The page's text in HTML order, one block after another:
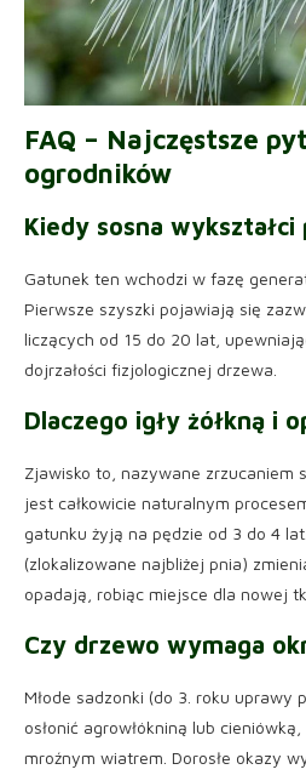
FAQ – Najczęstsze
ogrodników
Kiedy sosna
Gatunek ten wchodzi w fazę
Pierwsze szyszki pojawiają się
liczących od 15 do 20 lat,
dojrzałości fizjologicznej drzewa.
Dlaczego igły żółkną i
Zjawisko to, nazywane zrzucaniem
jest całkowicie naturalnym
gatunku żyją na pędzie od 3 do 4
(zlokalizowane najbliżej pnia)
opadają, robiąc miejsce dla nowej
Czy drzewo wymaga
Młode sadzonki (do 3. roku uprawy
osłonić agrowłókniną lub
mroźnym wiatrem. Dorosłe okazy